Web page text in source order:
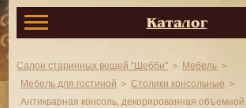
Каталог
Салон старинных вещей "Шебби"
Мебель
Мебель для гостиной
Столики консольные
Антикварная консоль, декорированная объемной